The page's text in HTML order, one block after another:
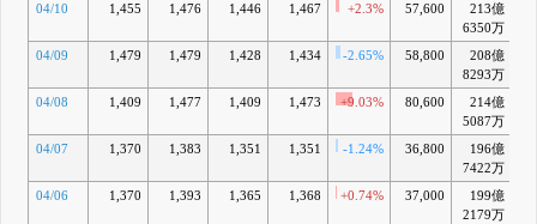
04/10 1,455 1,476 1,446 1,467 +2.3% 57,600
213億
6350万
04/09 1,479 1,479 1,428 1,434 -2.65% 58,800
208億
8293万
04/08 1,409 1,477 1,409 1,473 +9.03% 80,600
214億
5087万
04/07 1,370 1,383 1,351 1,351 -1.24% 36,800
196億
7422万
04/06 1,370 1,393 1,365 1,368 +0.74% 37,000
199億
2179万